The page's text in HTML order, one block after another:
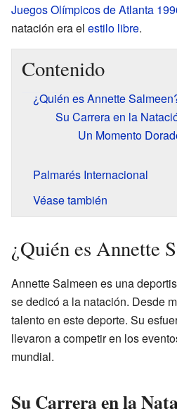
Juegos Olímpicos de Atlanta
natación era el estilo libre.
Contenido
¿Quién es Annette
Su Carrera en la
Un Momento
Palmarés Internacional
Véase también
¿Quién es Annette
Annette Salmeen es una
se dedicó a la natación. Desde
talento en este deporte. Su
llevaron a competir en los
mundial.
Su Carrera en la